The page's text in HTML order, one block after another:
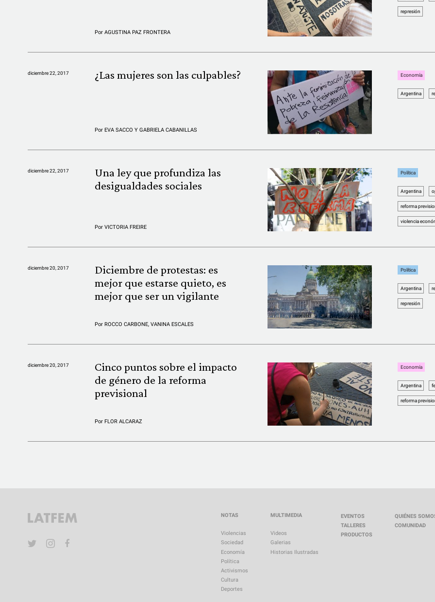
PorAGUSTINA PAZ FRONTERA
represión
diciembre 22, 2017 ¿Las mujeres son las culpables?
Por EVA SACCO Y GABRIELA CABANILLAS
Economía
Argentina
diciembre 22, 2017
Una ley que profundiza las
desigualdades sociales
PorVICTORIA FREIRE
Política
Argentina
reforma
violencia
diciembre 20, 2017
Diciembre de protestas: es
mejor que estarse quieto, es
mejor que ser un vigilante
Por ROCCO CARBONE,VANINA ESCALES
Política
Argentina
represión
diciembre 20, 2017
Cinco puntos sobre el impacto
de género de la reforma
previsional
Por FLOR ALCARAZ
Economía
Argentina
reforma
NOTAS
Violencias
Sociedad
Economía
Política
Activismos
Cultura
Deportes
MULTIMEDIA
Videos
Galerias
Historias Ilustradas
EVENTOS
TALLERES
PRODUCTOS
QUIÉNES
COMUNIDAD